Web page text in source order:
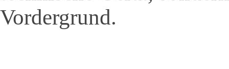
Vordergrund.